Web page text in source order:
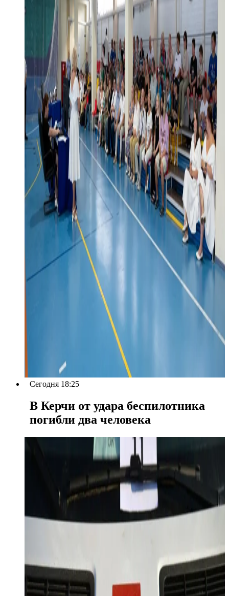
Сегодня 18:25
В Керчи от удара беспилотника
погибли два человека